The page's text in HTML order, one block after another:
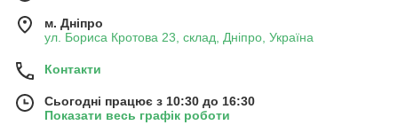
м. Дніпро
ул. Бориса Кротова 23, склад, Дніпро, Україна
Контакти
Сьогодні працює з 10:30 до 16:30
Показати весь графік роботи